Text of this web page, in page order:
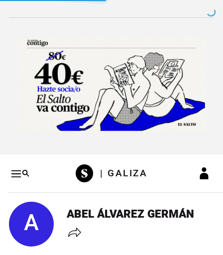
Salto a navegación
| GALIZA
A ABEL ÁLVAREZ GERMÁN